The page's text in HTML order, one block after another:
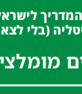
(בלי